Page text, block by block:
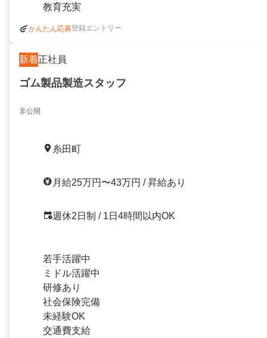
教育充実
かんたん応募登録エントリー
新着正社員
ゴム製品製造スタッフ
非公開
糸田町
月給25万円〜43万円 / 昇給あり
週休2日制 / 1日4時間以内OK
若手活躍中
ミドル活躍中
研修あり
社会保険完備
未経験OK
交通費支給